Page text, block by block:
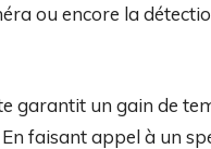
ou encore la
garantit un gain de
faisant appel à un